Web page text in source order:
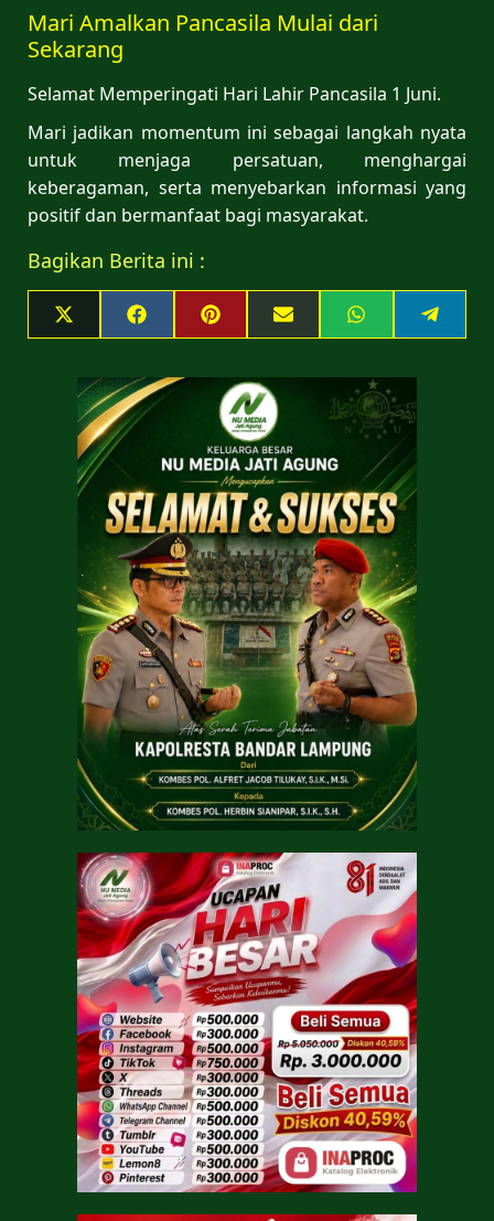
Mari Amalkan Pancasila Mulai dari
Sekarang
Selamat Memperingati Hari Lahir Pancasila 1 Juni.
Mari jadikan momentum ini sebagai langkah nyata
untuk menjaga persatuan, menghargai
keberagaman, serta menyebarkan informasi yang
positif dan bermanfaat bagi masyarakat.
Bagikan Berita ini :